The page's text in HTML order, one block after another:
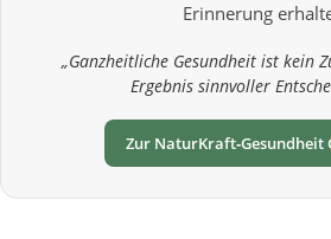
Erinnerung
„Ganzheitliche Gesundheit ist kein
Ergebnis sinnvoller
Zur NaturKraft‑Gesundheit